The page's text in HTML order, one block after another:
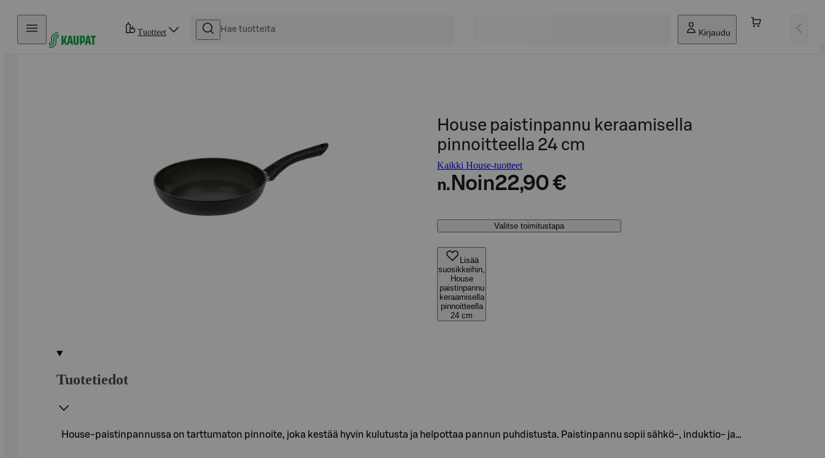
Hyppää sisältöön
Tuotteet Kirjaudu
House paistinpannu keraamisella
pinnoitteella 24 cm
Kaikki House-tuotteet
n. Noin22,90 €
Valitse toimitustapa
Lisää
suosikkeihin,
House
paistinpannu
keraamisella
pinnoitteella
24 cm
Tuotetiedot
House-paistinpannussa on tarttumaton pinnoite, joka kestää hyvin kulutusta ja helpottaa pannun puhdistusta. Paistinpannu sopii sähkö-, induktio- ja…